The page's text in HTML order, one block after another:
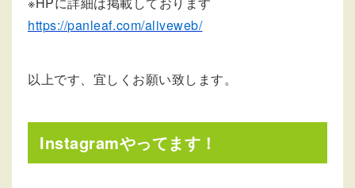
https://panleaf.com/aliveweb/
以上です、宜しくお願い致します。
Instagramやってます！